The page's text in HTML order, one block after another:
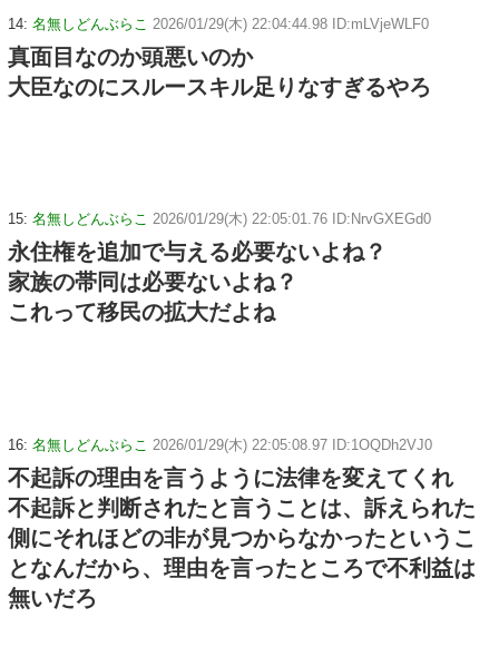
14: 名無しどんぶらこ 2026/01/29(木) 22:04:44.98 ID:mLVjeWLF0
真面目なのか頭悪いのか
大臣なのにスルースキル足りなすぎるやろ
15: 名無しどんぶらこ 2026/01/29(木) 22:05:01.76 ID:NrvGXEGd0
永住権を追加で与える必要ないよね？
家族の帯同は必要ないよね？
これって移民の拡大だよね
16: 名無しどんぶらこ 2026/01/29(木) 22:05:08.97 ID:1OQDh2VJ0
不起訴の理由を言うように法律を変えてくれ
不起訴と判断されたと言うことは、訴えられた
側にそれほどの非が見つからなかったというこ
となんだから、理由を言ったところで不利益は
無いだろ